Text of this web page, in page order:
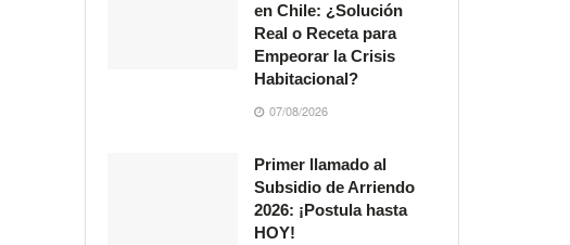
en Chile: ¿Solución
Real o Receta para
Empeorar la Crisis
Habitacional?
07/08/2026
Primer llamado al
Subsidio de Arriendo
2026: ¡Postula hasta
HOY!